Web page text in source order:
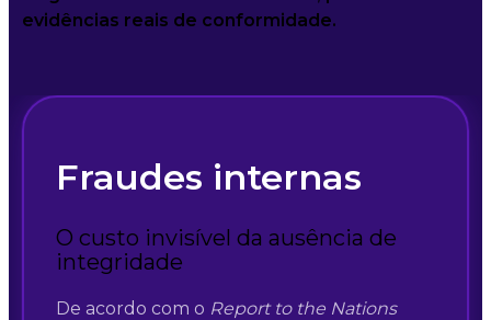
evidências reais de conformidade.
Fraudes internas
O custo invisível da ausência de
integridade
De acordo com o Report to the Nations